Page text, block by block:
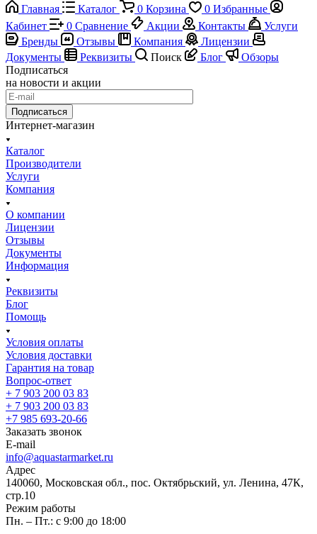
Главная
Каталог 0 Корзина 0 Избранные
Кабинет
0 Сравнение Акции Контакты
Услуги
Бренды
Отзывы Компания
Лицензии
Документы
Реквизиты Поиск Блог
Обзоры
Подписаться
на новости и акции
Подписаться
Интернет-магазин
Каталог
Производители
Услуги
Компания
О компании
Лицензии
Отзывы
Документы
Информация
Реквизиты
Блог
Помощь
Условия оплаты
Условия доставки
Гарантия на товар
Вопрос-ответ
+ 7 903 200 03 83
+ 7 903 200 03 83
+7 985 693-20-66
Заказать звонок
E-mail
info@aquastarmarket.ru
Адрес
140060, Московская обл., пос. Октябрьский, ул. Ленина, 47К,
стр.10
Режим работы
Пн. – Пт.: с 9:00 до 18:00